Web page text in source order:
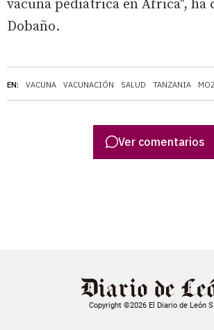
EN: VACUNA VACUNACIÓN SALUD TANZANIA
vacuna pediátrica en África", ha
Dobaño.
Ver comentarios
Copyright ©2026 El Diario de León